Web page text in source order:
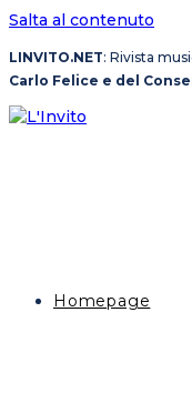
Salta al contenuto
LINVITO.NET: Rivista
Carlo Felice e del
Homepage